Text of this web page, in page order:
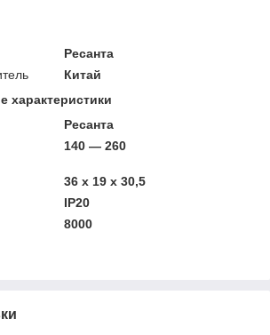
Ресанта
Китай
характеристики
Ресанта
140 — 260
36 х 19 х 30,5
IP20
8000